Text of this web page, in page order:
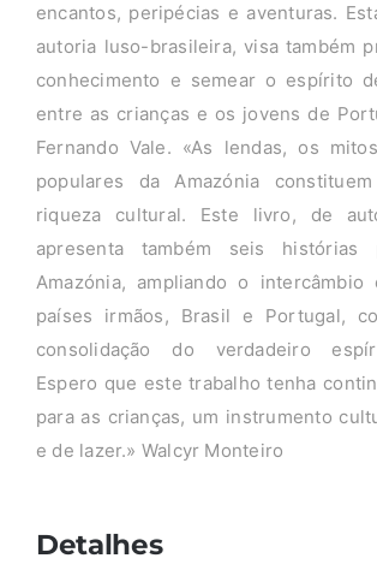
encantos, peripécias e aventuras.
autoria luso-brasileira, visa também
conhecimento e semear o espírito
entre as crianças e os jovens de
Fernando Vale. «As lendas, os
populares da Amazónia
riqueza cultural. Este livro, de
apresenta também seis histórias
Amazónia, ampliando o
países irmãos, Brasil e Portugal,
consolidação do verdadeiro
Espero que este trabalho tenha
para as crianças, um instrumento
e de lazer.» Walcyr Monteiro
Detalhes